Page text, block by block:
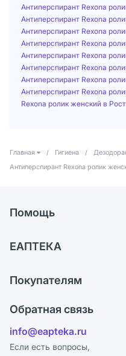
Антиперспирант Rexona
Антиперспирант Rexona
Антиперспирант Rexona
Антиперспирант Rexona
Антиперспирант Rexona
Антиперспирант Rexona
Антиперспирант Rexona
Антиперспирант Rexona
Rexona ролик женский в
Главная / Гигиена /
Антиперспирант Rexona ролик
Помощь
Самовывоз из аптек
Ответы на вопросы
Блог
ЕАПТЕКА
Карьера
Поставщики
Лицензия
Реклама на сайте
Покупателям
Программа СберСпасибо
Обратная связь
info@eapteka.ru
Если есть вопросы,